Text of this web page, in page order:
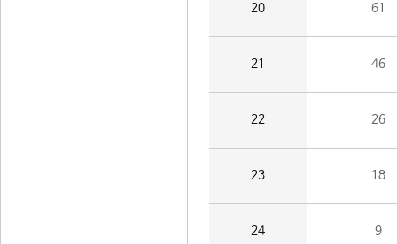
20 61
21 46
22 26
23 18
24 9